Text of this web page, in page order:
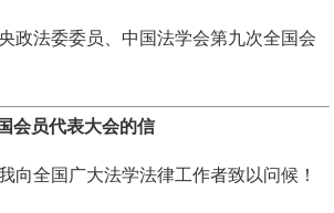
政法委委员、中国法学会第九次全国会
会员代表大会的信
向全国广大法学法律工作者致以问候！